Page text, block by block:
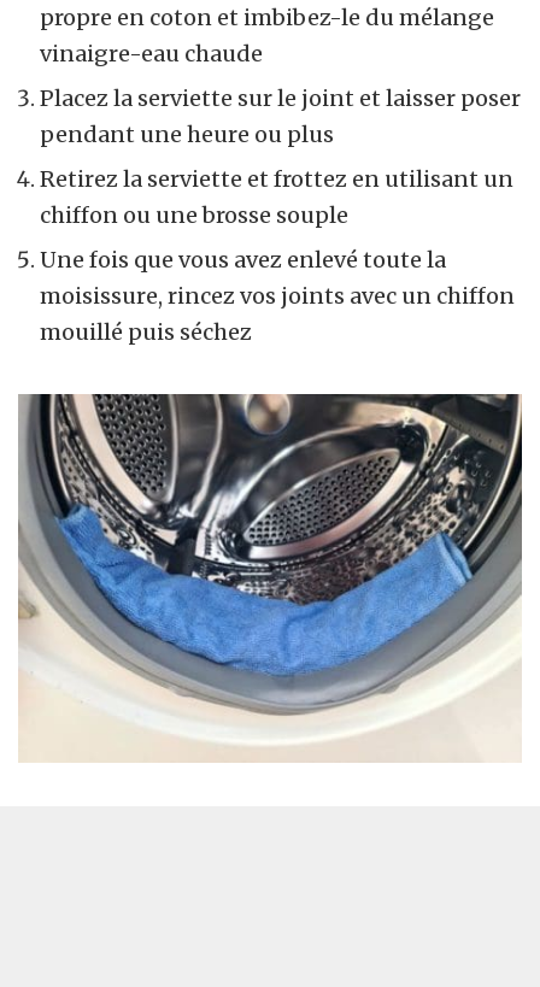
propre en coton et imbibez-le du mélange
vinaigre-eau chaude
Placez la serviette sur le joint et laisser poser
pendant une heure ou plus
Retirez la serviette et frottez en utilisant un
chiffon ou une brosse souple
Une fois que vous avez enlevé toute la
moisissure, rincez vos joints avec un chiffon
mouillé puis séchez